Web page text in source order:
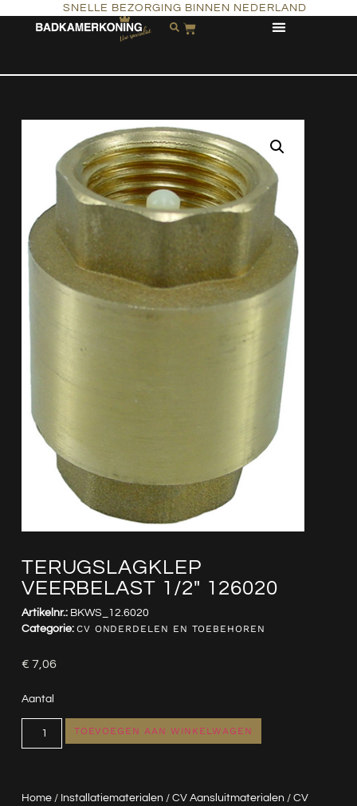
SNELLE BEZORGING BINNEN NEDERLAND
TERUGSLAGKLEP
VEERBELAST 1/2″ 126020
Home/ Installatiematerialen / CV Aansluitmaterialen / CV
Artikelnr.: BKWS_12.6020
Categorie: CV ONDERDELEN EN TOEBEHOREN
€ 7,06
Aantal
TOEVOEGEN AAN WINKELWAGEN